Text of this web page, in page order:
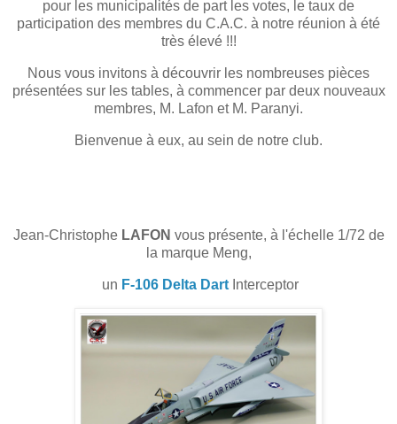
pour les municipalités de part les votes, le taux de
participation des membres du C.A.C. à notre réunion à été
très élevé !!!
Nous vous invitons à découvrir les nombreuses pièces
présentées sur les tables, à commencer par deux nouveaux
membres, M. Lafon et M. Paranyi.
Bienvenue à eux, au sein de notre club.
Jean-Christophe LAFON vous présente, à l'échelle 1/72 de
la marque Meng,
un F-106 Delta Dart Interceptor